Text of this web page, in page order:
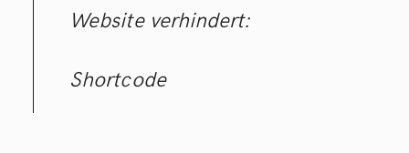
Website verhindert:
Shortcode